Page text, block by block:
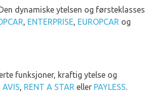
dynamiske ytelsen og førsteklasses
, ENTERPRISE, EUROPCAR og
funksjoner, kraftig ytelse og
AVIS, RENT A STAR eller PAYLESS.